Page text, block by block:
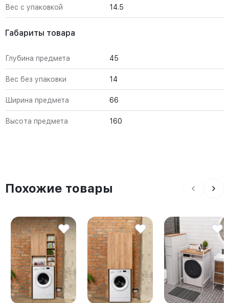
Вес с упаковкой 14.5
Габариты товара
Глубина предмета 45
Вес без упаковки 14
Ширина предмета 66
Высота предмета 160
Похожие товары